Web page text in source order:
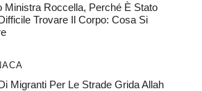
Ministra Roccella, Perché È Stato
Trovare Il Corpo: Cosa Si
Migranti Per Le Strade Grida Allah